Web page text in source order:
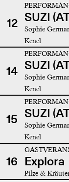
12 SUZI
Sophie
Kenel
14 SUZI
Sophie
Kenel
15 SUZI
Sophie
Kenel
16 Explora
Pilze &